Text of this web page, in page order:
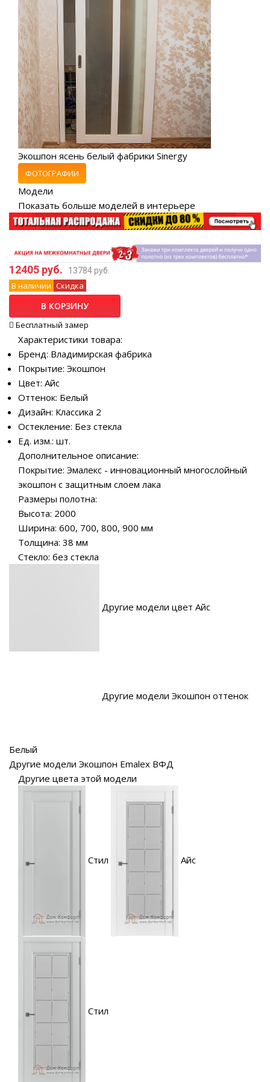
Экошпон ясень белый фабрики Sinergy
ФОТОГРАФИИ
Модели
Показать больше моделей в интерьере
12405 руб. 13784 руб.
В наличии Скидка
В КОРЗИНУ
Бесплатный замер
Характеристики товара:
Бренд: Владимирская фабрика
Покрытие: Экошпон
Цвет: Айс
Оттенок: Белый
Дизайн: Классика 2
Остекление: Без стекла
Ед. изм.: шт.
Дополнительное описание:
Покрытие: Эмалекс - инновационный многослойный
экошпон с защитным слоем лака
Размеры полотна:
Высота: 2000
Ширина: 600, 700, 800, 900 мм
Толщина: 38 мм
Стекло: без стекла
Другие модели цвет Айс
Другие модели Экошпон оттенок
Белый
Другие модели Экошпон Emalex ВФД
Другие цвета этой модели
Стил Айс
Стил